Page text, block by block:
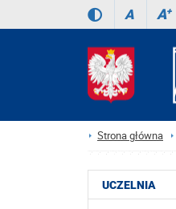
A A+
Strona główna
UCZELNIA